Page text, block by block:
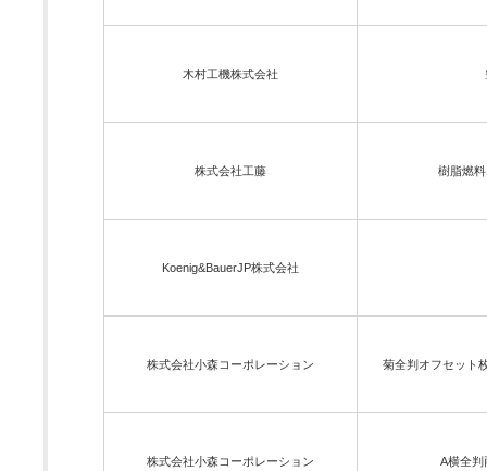
木村工機株式会社
株式会社工藤 樹脂燃
Koenig&BauerJP株式会社
株式会社小森コーポレーション 菊全判オフセット
株式会社小森コーポレーション A横全